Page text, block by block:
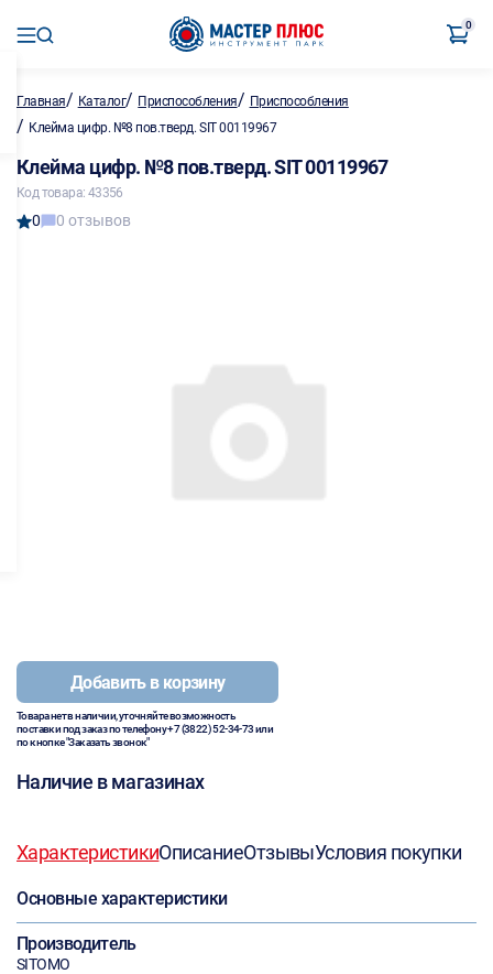
0
Главная/ Каталог/ Приспособления/ Приспособления
/ Клейма цифр. №8 пов.тверд. SIT 00119967
Клейма цифр. №8 пов.тверд. SIT 00119967
Код товара: 43356
0 0 отзывов
Добавить в корзину
Товара нет в наличии, уточняйте возможность
поставки под заказ по телефону+7 (3822) 52-34-73или
по кнопке "Заказать звонок"
Наличие в магазинах
ХарактеристикиОписаниеОтзывыУсловия покупки
Основные характеристики
Производитель
SITOMO